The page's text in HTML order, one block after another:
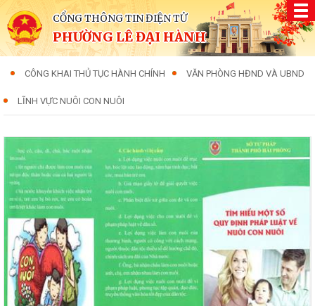
CỔNG THÔNG TIN ĐIỆN TỬ
PHƯỜNG LÊ ĐẠI HÀNH
CÔNG KHAI THỦ TỤC HÀNH CHÍNH VĂN PHÒNG HĐND VÀ UBND
LĨNH VỰC NUÔI CON NUÔI